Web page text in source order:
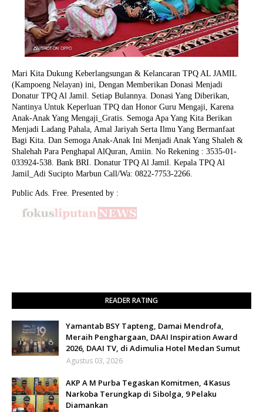
Mari Kita Dukung Keberlangsungan & Kelancaran TPQ AL JAMIL
(Kampoeng Nelayan) ini, Dengan Memberikan Donasi Menjadi
Donatur TPQ Al Jamil. Setiap Bulannya. Donasi Yang Diberikan,
Nantinya Untuk Keperluan TPQ dan Honor Guru Mengaji, Karena
Anak-Anak Yang Mengaji_Gratis. Semoga Apa Yang Kita Berikan
Menjadi Ladang Pahala, Amal Jariyah Serta Ilmu Yang Bermanfaat
Bagi Kita. Dan Semoga Anak-Anak Ini Menjadi Anak Yang Shaleh &
Shalehah Para Penghapal AlQuran, Amiin. No Rekening : 3535-01-
033924-538. Bank BRI. Donatur TPQ Al Jamil. Kepala TPQ Al
Jamil_Adi Sucipto Marbun Call/Wa: 0822-7753-2266.
Public Ads. Free. Presented by :
READER RATING
Yamantab BSY Tapteng, Damai Mendrofa,
Meraih Penghargaan, DAAI Inspiration Award
2026, DAAI TV, di Adimulia Hotel Medan Sumut
Agustus 03, 2026
AKP A M Purba Tegaskan Komitmen, 4 Kasus
Narkoba Terungkap di Sibolga, 9 Pelaku
Diamankan